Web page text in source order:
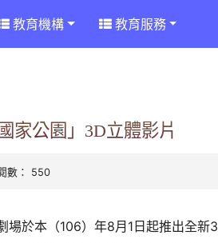
教育機構 教育服務
家公園」3D立體影片
數： 550
場於本（106）年8月1日起推出全新